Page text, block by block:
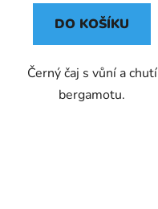
DO KOŠÍKU
Černý čaj s vůní a chutí
bergamotu.